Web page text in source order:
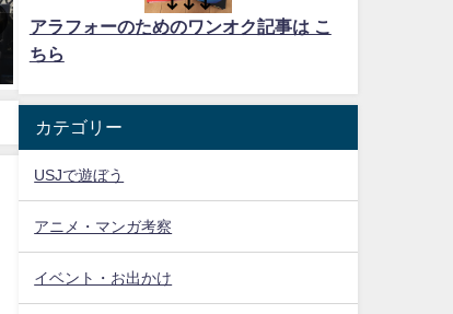
なぜ僕がワンオクのライブに何
度も参戦するのか？アラフォー
2017年3月24日
誰と行く？いや、むしろ一
2016年9月17日
アラフォーのためのワンオク記事は こ
ちら
カテゴリー
USJで遊ぼう
アニメ・マンガ考察
イベント・お出かけ